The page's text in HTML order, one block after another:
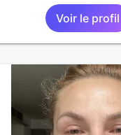
Voir le profil